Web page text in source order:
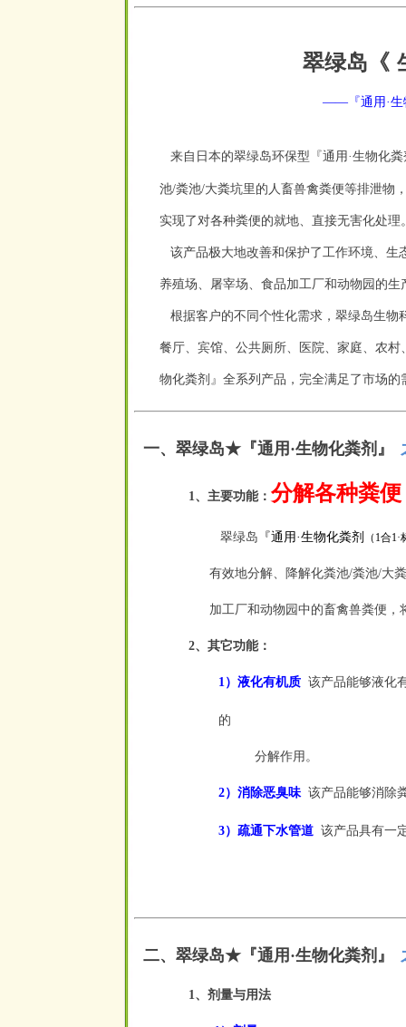
翠绿岛《
——『通用·生
来自日本的翠绿岛环保型『通用·生物化粪
池/粪池/大粪坑里的人畜兽禽粪便等排泄物
实现了对各种粪便的就地、直接无害化处理
该产品极大地改善和保护了工作环境、生
养殖场、屠宰场、食品加工厂和动物园的
根据客户的不同个性化需求，翠绿岛生物
餐厅、宾馆、公共厕所、医院、家庭、农
物化粪剂』全系列产品，完全满足了市场的
一、翠绿岛★『通用·生物化粪剂』
1、主要功能： 分解各种粪便
翠绿岛 『通用·生物化粪剂 （1合
有效地分解、降解化粪池/粪池/大
加工厂和动物园中的畜禽兽粪便
2、其它功能：
1）液化有机质 该产品能够液化
的
分解作用。
2）消除恶臭味空 该产品能够消除
3）疏通下水管道 该产品具有一
二、翠绿岛★『通用·生物化粪剂 』
1、剂量与用法